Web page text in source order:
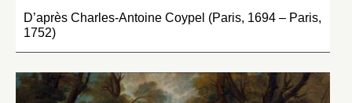
D’après Charles-Antoine Coypel (Paris, 1694 – Paris,
1752)